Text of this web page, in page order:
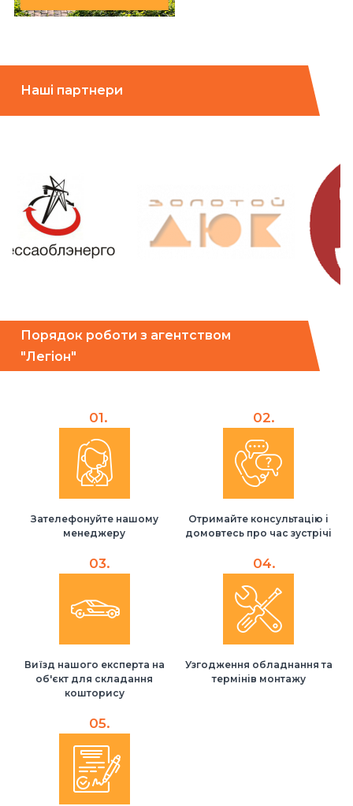
Наші партнери
Порядок роботи з агентством
"Легіон"
Зателефонуйте нашому
менеджеру
01.
Отримайте консультацію і
домовтесь про час зустрічі
02.
Виїзд нашого експерта на
об'єкт для складання
кошторису
03.
Узгодження обладнання та
термінів монтажу
04.
05.